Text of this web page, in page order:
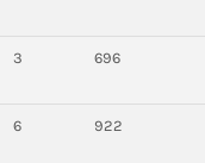
3 696
6 922